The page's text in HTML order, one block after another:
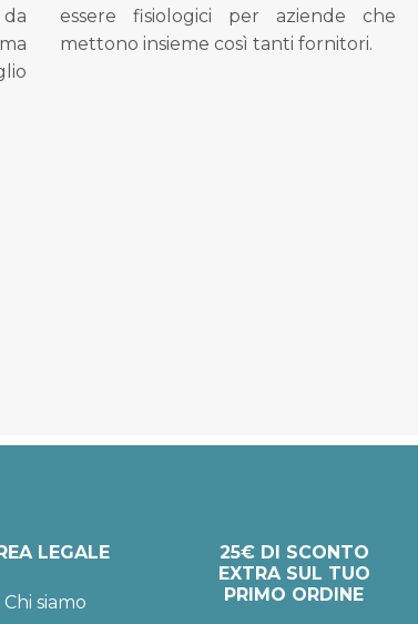
essere fisiologici per aziende che
mettono insieme così tanti fornitori.
LEGALE
Chi siamo
25€ DI SCONTO
EXTRA SUL TUO
PRIMO ORDINE